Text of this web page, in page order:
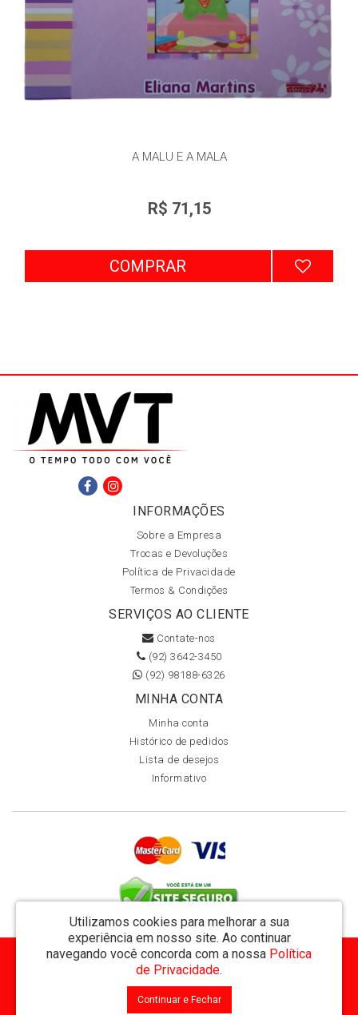
A MALU E A MALA
R$ 71,15
COMPRAR
INFORMAÇÕES
Sobre a Empresa
Trocas e Devoluções
Política de Privacidade
Termos & Condições
SERVIÇOS AO CLIENTE
Contate-nos
(92) 3642-3450
(92) 98188-6326
MINHA CONTA
Minha conta
Histórico de pedidos
Lista de desejos
Informativo
Utilizamos cookies para melhorar a sua
experiência em nosso site. Ao continuar
navegando você concorda com a nossa Política
de Privacidade.
Continuar e Fechar
MVT Comércio de Representação de Livros Ltda - CNPJ: 11.162.894/0001-32
Rua Visconde de Utinga 234 - Parque das Laranjeiras - Manaus / AM - CEP: 69058-810
MVT Livraria © 2026